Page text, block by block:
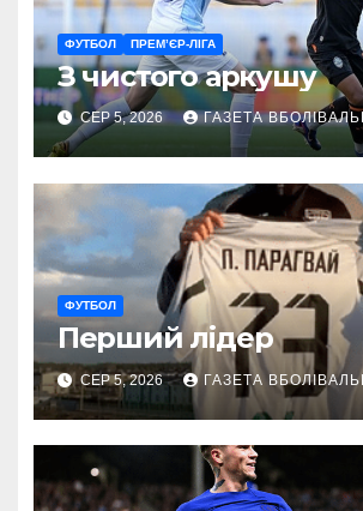
ФУТБОЛ ПРЕМ’ЄР-ЛІГА
З чистого аркушу
СЕР 5, 2026 ГАЗЕТА
ФУТБОЛ
Перший лідер
СЕР 5, 2026 ГАЗЕТА